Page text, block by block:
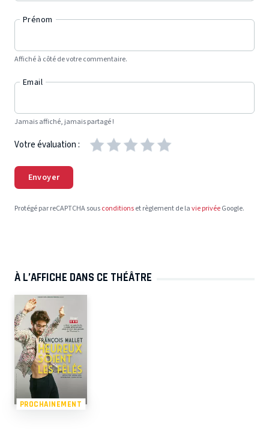
Prénom
Affiché à côté de votre commentaire.
Email
Jamais affiché, jamais partagé !
Votre évaluation :
Envoyer
Protégé par reCAPTCHA sousconditionset règlement de lavie privéeGoogle.
À L’AFFICHE DANS CE THÉÂTRE
PROCHAINEMENT